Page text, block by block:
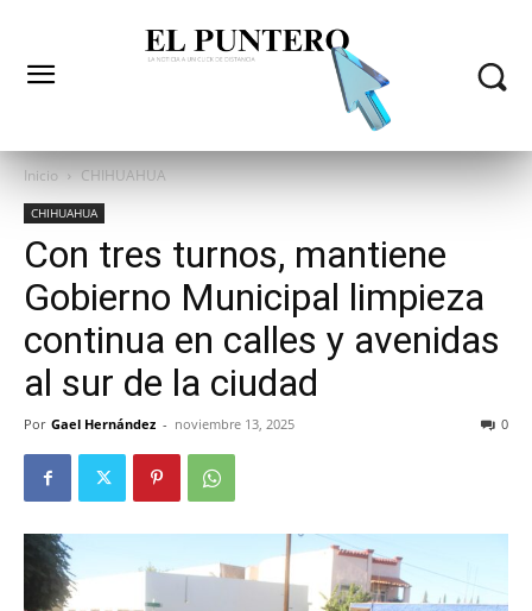
Inicio CHIHUAHUA
CHIHUAHUA
Con tres turnos, mantiene
Gobierno Municipal limpieza
continua en calles y avenidas
al sur de la ciudad
Por Gael Hernández - noviembre 13, 2025 0